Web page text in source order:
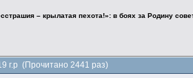
– крылатая пехота!»: в боях за Родину
г.р (Прочитано 2441 раз)